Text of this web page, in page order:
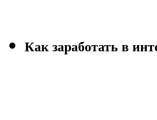
Как заработать в